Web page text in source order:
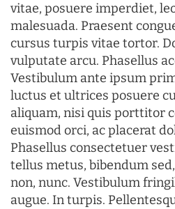
vitae, posuere imperdiet,
malesuada. Praesent
cursus turpis vitae tortor.
vulputate arcu. Phasellus
Vestibulum ante ipsum
luctus et ultrices posuere
aliquam, nisi quis porttitor
euismod orci, ac placerat
Phasellus consectetuer
tellus metus, bibendum
non, nunc. Vestibulum
augue. In turpis.